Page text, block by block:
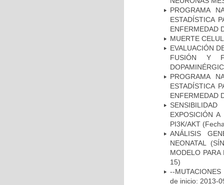
PROGRAMA
ESTADÍSTICA
ENFERMEDAD
MUERTE
EVALUACIÓN
FUSIÓN Y
PROGRAMA
ESTADÍSTICA
ENFERMEDAD
EXPOSICIÓN
PI3K/AKT
ANÁLISIS
NEONATAL
MODELO
15)
--
de inicio: 2013-